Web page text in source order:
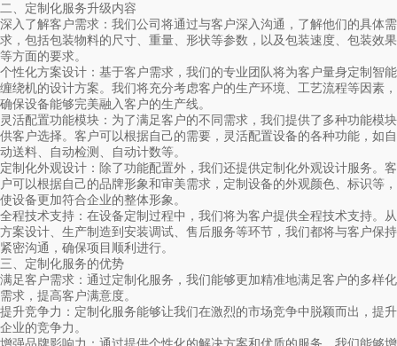
二、定制化服务升级内容
深入了解客户需求：我们公司将通过与客户深入沟通，了解他们的具体需
求，包括包装物料的尺寸、重量、形状等参数，以及包装速度、包装效果
等方面的要求。
个性化方案设计：基于客户需求，我们的专业团队将为客户量身定制智能
缠绕机的设计方案。我们将充分考虑客户的生产环境、工艺流程等因素，
确保设备能够完美融入客户的生产线。
灵活配置功能模块：为了满足客户的不同需求，我们提供了多种功能模块
供客户选择。客户可以根据自己的需要，灵活配置设备的各种功能，如自
动送料、自动检测、自动计数等。
定制化外观设计：除了功能配置外，我们还提供定制化外观设计服务。客
户可以根据自己的品牌形象和审美需求，定制设备的外观颜色、标识等，
使设备更加符合企业的整体形象。
全程技术支持：在设备定制过程中，我们将为客户提供全程技术支持。从
方案设计、生产制造到安装调试、售后服务等环节，我们都将与客户保持
紧密沟通，确保项目顺利进行。
三、定制化服务的优势
满足客户需求：通过定制化服务，我们能够更加精准地满足客户的多样化
需求，提高客户满意度。
提升竞争力：定制化服务能够让我们在激烈的市场竞争中脱颖而出，提升
企业的竞争力。